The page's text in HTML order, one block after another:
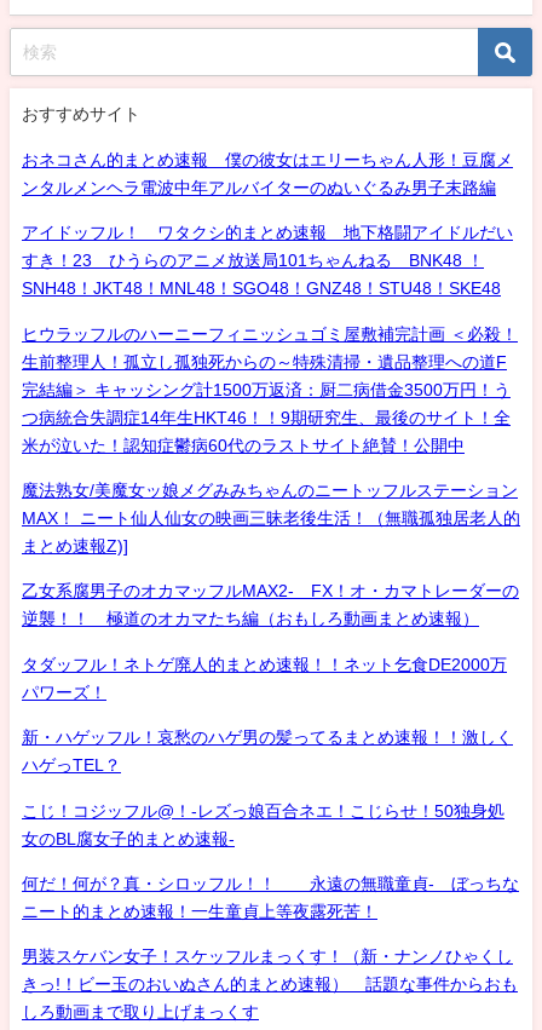
おすすめサイト
おネコさん的まとめ速報 僕の彼女はエリーちゃん人形！豆腐メ
ンタルメンヘラ電波中年アルバイターのぬいぐるみ男子末路編
アイドッフル！ ワタクシ的まとめ速報 地下格闘アイドルだい
すき！23 ひうらのアニメ放送局101ちゃんねる BNK48 ！
SNH48！JKT48！MNL48！SGO48！GNZ48！STU48！SKE48
ヒウラッフルのハーニーフィニッシュゴミ屋敷補完計画 ＜必殺！
生前整理人！孤立し孤独死からの～特殊清掃・遺品整理への道F
完結編＞ キャッシング計1500万返済：厨二病借金3500万円！う
つ病統合失調症14年生HKT46！！9期研究生、最後のサイト！全
米が泣いた！認知症鬱病60代のラストサイト絶賛！公開中
魔法熟女/美魔女ッ娘メグみみちゃんのニートッフルステーション
MAX！ ニート仙人仙女の映画三昧老後生活！（無職孤独居老人的
まとめ速報Z)]
乙女系腐男子のオカマッフルMAX2- FX！オ・カマトレーダーの
逆襲！！ 極道のオカマたち編（おもしろ動画まとめ速報）
タダッフル！ネトゲ廃人的まとめ速報！！ネット乞食DE2000万
パワーズ！
新・ハゲッフル！哀愁のハゲ男の髪ってるまとめ速報！！激しく
ハゲっTEL？
こじ！コジッフル@！-レズっ娘百合ネエ！こじらせ！50独身処
女のBL腐女子的まとめ速報-
何だ！何が？真・シロッフル！！ 永遠の無職童貞- ぼっちな
ニート的まとめ速報！一生童貞上等夜露死苦！
男装スケバン女子！スケッフルまっくす！（新・ナンノひゃくし
きっ!！ビー玉のおいぬさん的まとめ速報） 話題な事件からおも
しろ動画まで取り上げまっくす